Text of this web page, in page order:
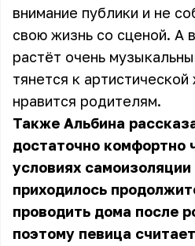
внимание публики и не
свою жизнь со сценой. А
растёт очень
тянется к
нравится родителям.
Также Альбина
достаточно комфортно
условиях самоизоляции
приходилось
проводить дома после
поэтому певица